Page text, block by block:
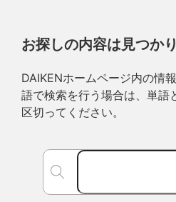
お探しの内容は見つか
DAIKENホームページ内の情
語で検索を行う場合は、単語
区切ってください。